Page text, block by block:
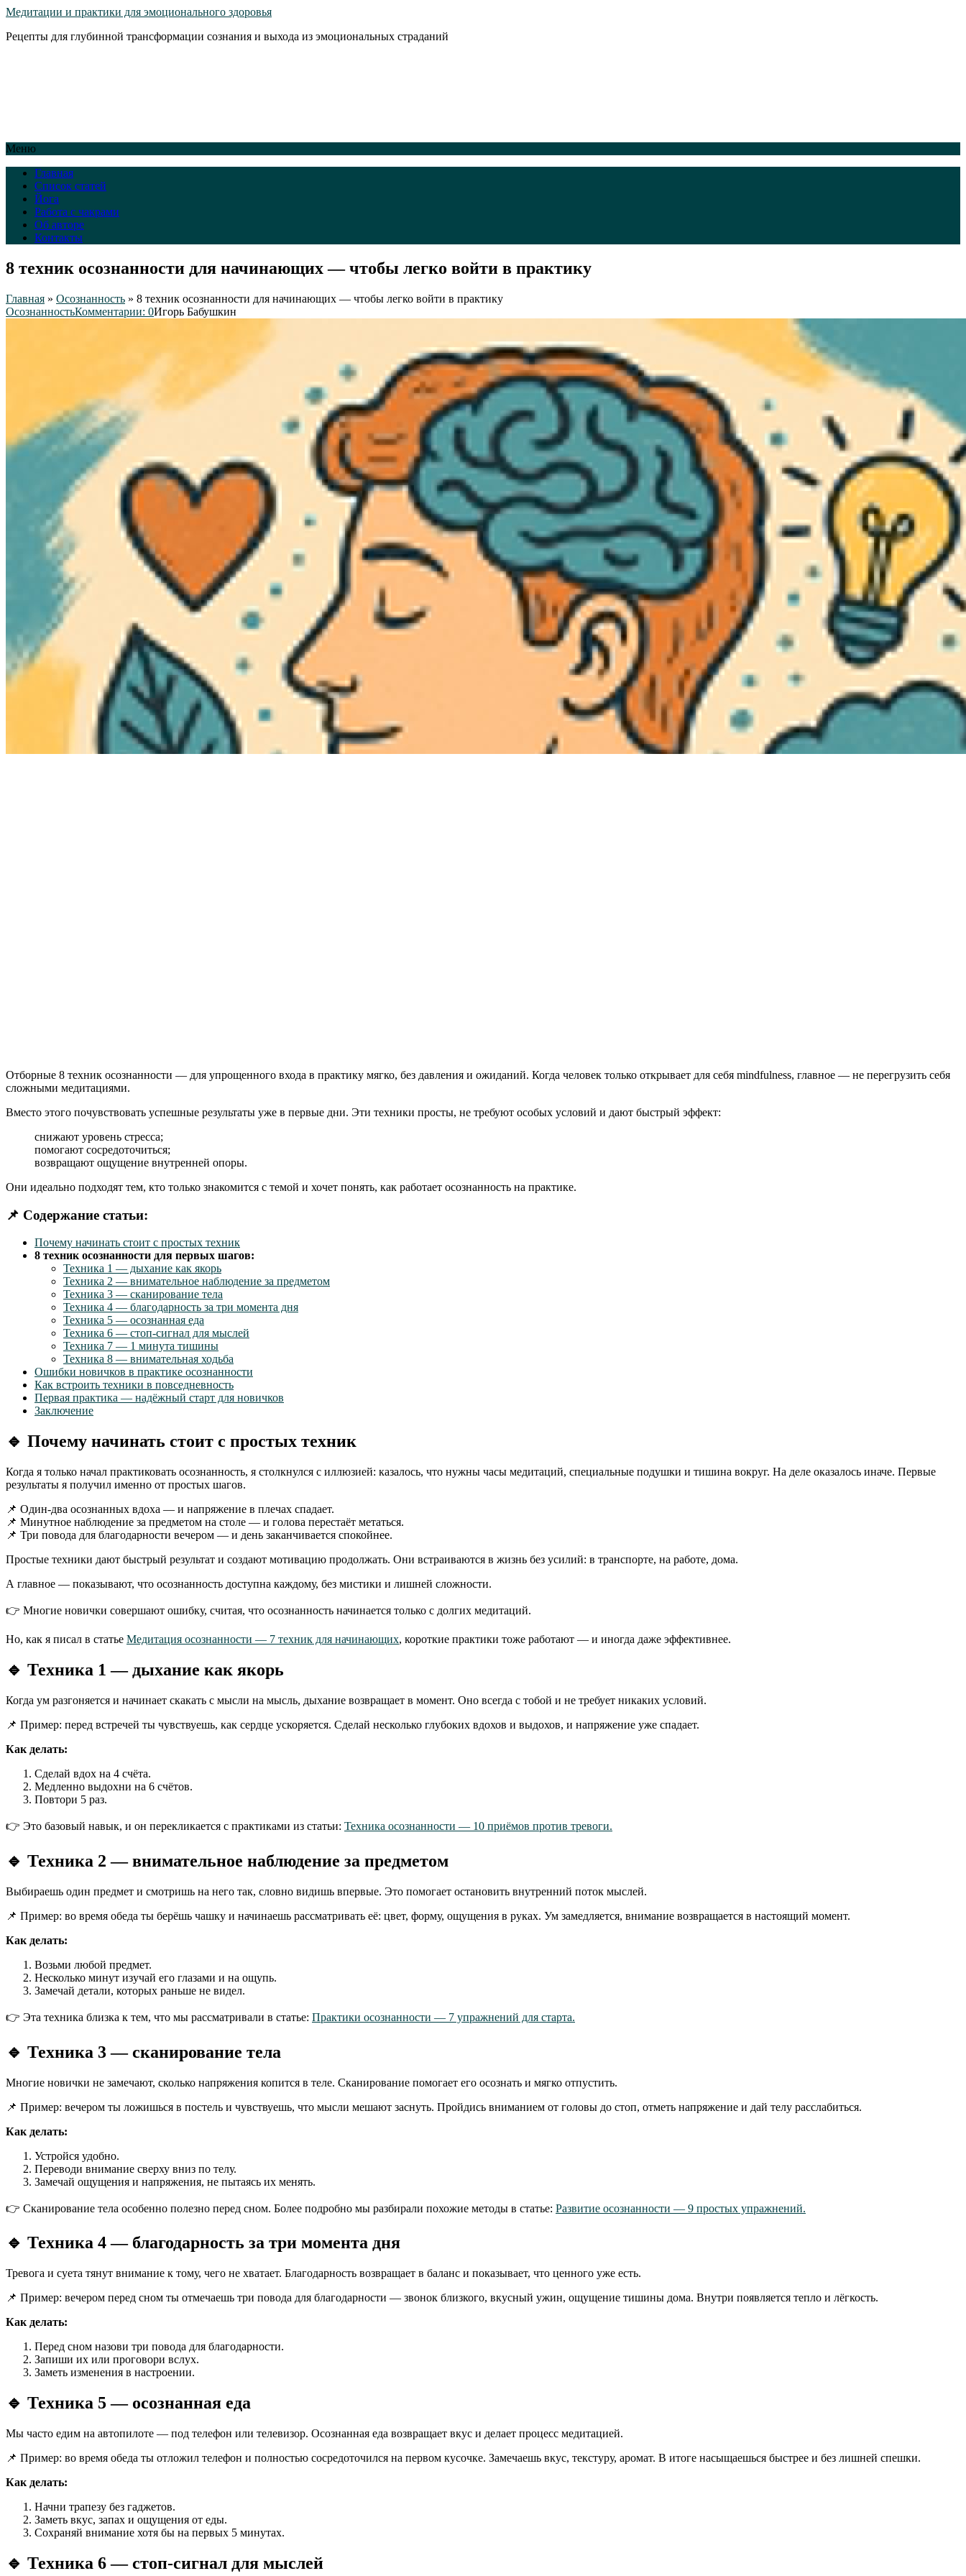
Медитации и практики для эмоционального здоровья
Рецепты для глубинной трансформации сознания и выхода из эмоциональных страданий
Меню
Главная
Список статей
Йога
Работа с чакрами
Об авторе
Контакты
8 техник осознанности для начинающих — чтобы легко войти в практику
Главная » Осознанность » 8 техник осознанности для начинающих — чтобы легко войти в практику
ОсознанностьКомментарии: 0Игорь Бабушкин
Отборные 8 техник осознанности — для упрощенного входа в практику мягко, без давления и ожиданий. Когда человек только открывает для себя mindfulness, главное — не перегрузить себя
сложными медитациями.
Вместо этого почувствовать успешные результаты уже в первые дни. Эти техники просты, не требуют особых условий и дают быстрый эффект:
снижают уровень стресса;
помогают сосредоточиться;
возвращают ощущение внутренней опоры.
Они идеально подходят тем, кто только знакомится с темой и хочет понять, как работает осознанность на практике.
📌 Содержание статьи:
Почему начинать стоит с простых техник
8 техник осознанности для первых шагов:
Техника 1 — дыхание как якорь
Техника 2 — внимательное наблюдение за предметом
Техника 3 — сканирование тела
Техника 4 — благодарность за три момента дня
Техника 5 — осознанная еда
Техника 6 — стоп-сигнал для мыслей
Техника 7 — 1 минута тишины
Техника 8 — внимательная ходьба
Ошибки новичков в практике осознанности
Как встроить техники в повседневность
Первая практика — надёжный старт для новичков
Заключение
🔹 Почему начинать стоит с простых техник
Когда я только начал практиковать осознанность, я столкнулся с иллюзией: казалось, что нужны часы медитаций, специальные подушки и тишина вокруг. На деле оказалось иначе. Первые
результаты я получил именно от простых шагов.
📌 Один-два осознанных вдоха — и напряжение в плечах спадает.
📌 Минутное наблюдение за предметом на столе — и голова перестаёт метаться.
📌 Три повода для благодарности вечером — и день заканчивается спокойнее.
Простые техники дают быстрый результат и создают мотивацию продолжать. Они встраиваются в жизнь без усилий: в транспорте, на работе, дома.
А главное — показывают, что осознанность доступна каждому, без мистики и лишней сложности.
👉 Многие новички совершают ошибку, считая, что осознанность начинается только с долгих медитаций.
Но, как я писал в статье Медитация осознанности — 7 техник для начинающих, короткие практики тоже работают — и иногда даже эффективнее.
🔹 Техника 1 — дыхание как якорь
Когда ум разгоняется и начинает скакать с мысли на мысль, дыхание возвращает в момент. Оно всегда с тобой и не требует никаких условий.
📌 Пример: перед встречей ты чувствуешь, как сердце ускоряется. Сделай несколько глубоких вдохов и выдохов, и напряжение уже спадает.
Как делать:
Сделай вдох на 4 счёта.
Медленно выдохни на 6 счётов.
Повтори 5 раз.
👉 Это базовый навык, и он перекликается с практиками из статьи: Техника осознанности — 10 приёмов против тревоги.
🔹 Техника 2 — внимательное наблюдение за предметом
Выбираешь один предмет и смотришь на него так, словно видишь впервые. Это помогает остановить внутренний поток мыслей.
📌 Пример: во время обеда ты берёшь чашку и начинаешь рассматривать её: цвет, форму, ощущения в руках. Ум замедляется, внимание возвращается в настоящий момент.
Как делать:
Возьми любой предмет.
Несколько минут изучай его глазами и на ощупь.
Замечай детали, которых раньше не видел.
👉 Эта техника близка к тем, что мы рассматривали в статье: Практики осознанности — 7 упражнений для старта.
🔹 Техника 3 — сканирование тела
Многие новички не замечают, сколько напряжения копится в теле. Сканирование помогает его осознать и мягко отпустить.
📌 Пример: вечером ты ложишься в постель и чувствуешь, что мысли мешают заснуть. Пройдись вниманием от головы до стоп, отметь напряжение и дай телу расслабиться.
Как делать:
Устройся удобно.
Переводи внимание сверху вниз по телу.
Замечай ощущения и напряжения, не пытаясь их менять.
👉 Сканирование тела особенно полезно перед сном. Более подробно мы разбирали похожие методы в статье: Развитие осознанности — 9 простых упражнений.
🔹 Техника 4 — благодарность за три момента дня
Тревога и суета тянут внимание к тому, чего не хватает. Благодарность возвращает в баланс и показывает, что ценного уже есть.
📌 Пример: вечером перед сном ты отмечаешь три повода для благодарности — звонок близкого, вкусный ужин, ощущение тишины дома. Внутри появляется тепло и лёгкость.
Как делать:
Перед сном назови три повода для благодарности.
Запиши их или проговори вслух.
Заметь изменения в настроении.
🔹 Техника 5 — осознанная еда
Мы часто едим на автопилоте — под телефон или телевизор. Осознанная еда возвращает вкус и делает процесс медитацией.
📌 Пример: во время обеда ты отложил телефон и полностью сосредоточился на первом кусочке. Замечаешь вкус, текстуру, аромат. В итоге насыщаешься быстрее и без лишней спешки.
Как делать:
Начни трапезу без гаджетов.
Заметь вкус, запах и ощущения от еды.
Сохраняй внимание хотя бы на первых 5 минутах.
🔹 Техника 6 — стоп-сигнал для мыслей